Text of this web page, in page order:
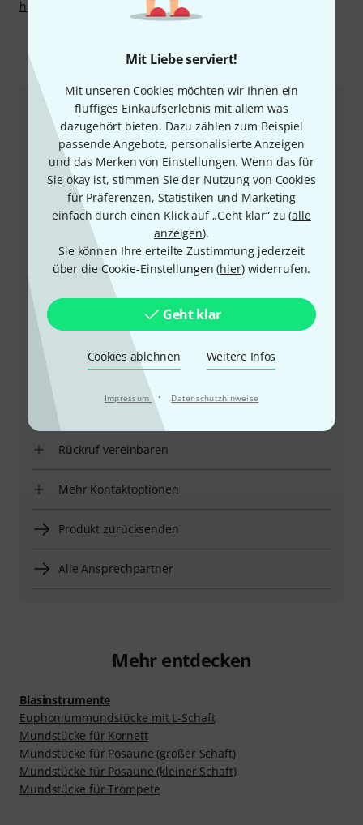
Mit Liebe serviert!
Mit unseren Cookies möchten wir Ihnen ein
fluffiges Einkaufserlebnis mit allem was
dazugehört bieten. Dazu zählen zum Beispiel
passende Angebote, personalisierte Anzeigen
und das Merken von Einstellungen. Wenn das für
Sie okay ist, stimmen Sie der Nutzung von Cookies
für Präferenzen, Statistiken und Marketing
einfach durch einen Klick auf „Geht klar“ zu (alle
anzeigen).
Sie können Ihre erteilte Zustimmung jederzeit
über die Cookie-Einstellungen (hier) widerrufen.
Geht klar
Cookies ablehnen Weitere Infos
Impressum · Datenschutzhinweise
http://www.griegomouthpieces.com
Kundenservice
+43-13850157
Unser Thomann Team Kundenservice steht Ihnen bei
allen Fragen und Problemen nach dem Kauf zur Seite.
Kundennummer bereithalten
Rückruf vereinbaren
Mehr Kontaktoptionen
Produkt zurücksenden
Alle Ansprechpartner
Mehr entdecken
Blasinstrumente
Euphoniummundstücke mit L-Schaft
Mundstücke für Kornett
Mundstücke für Posaune (großer Schaft)
Mundstücke für Posaune (kleiner Schaft)
Mundstücke für Trompete